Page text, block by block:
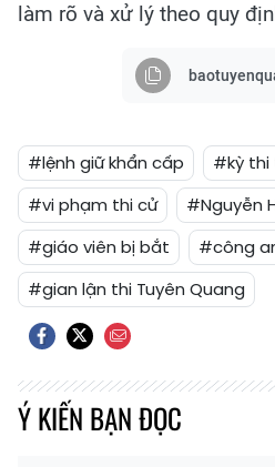
làm rõ và xử lý theo quy
#lệnh giữ khẩn cấp
#kỳ thi
#vi phạm thi cử
#Nguyễn
#giáo viên bị bắt
#công
#gian lận thi Tuyên Quang
Ý KIẾN BẠN ĐỌC